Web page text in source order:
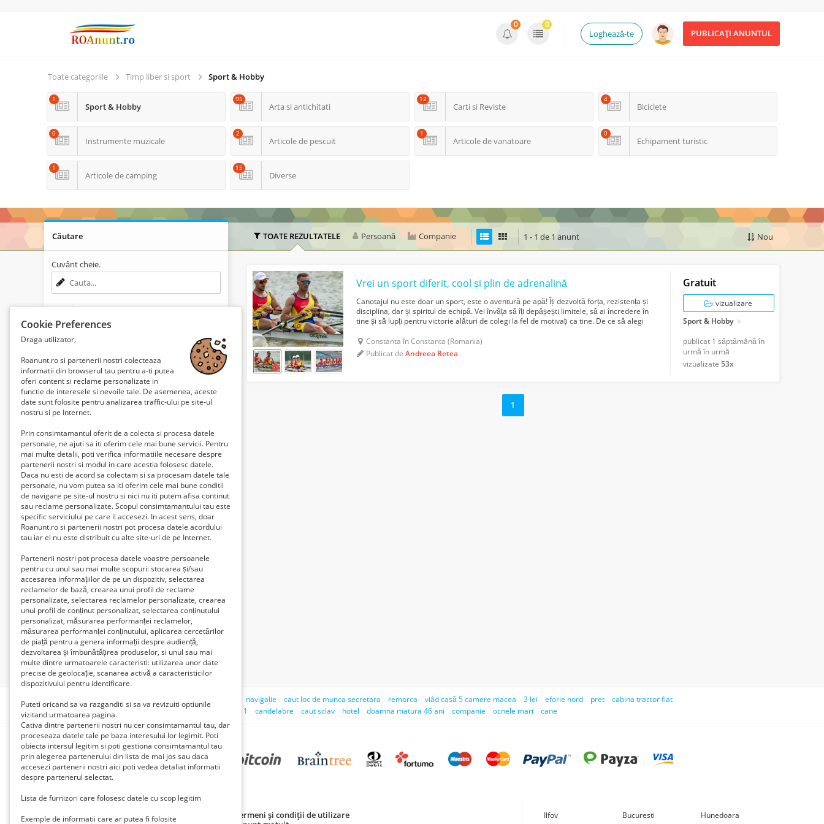
PUBLICAȚI ANUNTUL
Loghează-te
0 0
Toate categoriile Timp liber si sport Sport & Hobby
Sport & Hobby
1
Arta si antichitati
95
Carti si Reviste
12
Biciclete
4
Instrumente muzicale
0
Articole de pescuit
2
Articole de vanatoare
1
Echipament turistic
0
Articole de camping
1
Diverse
15
TOATE REZULTATELE Persoană Companie 1 - 1 de 1 anunt Nou
Vrei un sport diferit, cool și plin de adrenalină
Canotajul nu este doar un sport, este o aventură pe apă! Îți dezvoltă forța, rezistența și
disciplina, dar și spiritul de echipă. Vei învăța să îți depășești limitele, să ai încredere în
tine și să lupți pentru victorie alături de colegi la fel de motivați ca tine. De ce să alegi
Constanta în Constanta (Romania)
Publicat deAndreea Retea
Gratuit
vizualizare
Sport & Hobby
publicat 1 săptămână în
urmă în urmă
vizualizate 53x
1
Căutare
Cuvânt cheie.
Locație
Orice tranzacție
Condiție
Orice condiție
Perioadă
Orice vârstă
Numai articole cu imagine
Preț: Lei0 - Lei50
Căutare
Abonați-vă la această căutare
Curățați câmpurile
Cookie Preferences
Draga utilizator,
Roanunt.ro si partenerii nostri colecteaza
informatii din browserul tau pentru a-ti putea
oferi content si reclame personalizate in
functie de interesele si nevoile tale. De asemenea, aceste
date sunt folosite pentru analizarea traffic-ului pe site-ul
nostru si pe Internet.
Prin consimtamantul oferit de a colecta si procesa datele
personale, ne ajuti sa iti oferim cele mai bune servicii. Pentru
mai multe detalii, poti verifica informatiile necesare despre
partenerii nostri si modul in care acestia folosesc datele.
Daca nu esti de acord sa colectam si sa procesam datele tale
personale, nu vom putea sa iti oferim cele mai bune conditii
de navigare pe site-ul nostru si nici nu iti putem afisa continut
sau reclame personalizate. Scopul consimtamantului tau este
specific serviciului pe care il accesezi. In acest sens, doar
Roanunt.ro si partenerii nostri pot procesa datele acordului
tau iar el nu este distribuit cu alte site-uri de pe Internet.
Partenerii nostri pot procesa datele voastre persoanele
pentru cu unul sau mai multe scopuri: stocarea și/sau
accesarea informațiilor de pe un dispozitiv, selectarea
reclamelor de bază, crearea unui profil de reclame
personalizate, selectarea reclamelor personalizate, crearea
unui profil de conținut personalizat, selectarea conținutului
personalizat, măsurarea performanței reclamelor,
măsurarea performanței conținutului, aplicarea cercetărilor
de piață pentru a genera informații despre audiență,
dezvoltarea și îmbunătățirea produselor, si unul sau mai
multe dintre urmatoarele caracteristi: utilizarea unor date
precise de geolocație, scanarea activă a caracteristicilor
dispozitivului pentru identificare.
Puteti oricand sa va razganditi si sa va revizuiti optiunile
vizitand urmatoarea pagina.
Cativa dintre partenerii nostri nu cer consimtamantul tau, dar
proceseaza datele tale pe baza interesului lor legimit. Poti
obiecta intersul legitim si poti gestiona consimtamantul tau
prin alegerea partenerului din lista de mai jos sau daca
accesezi partenerii nostri aici poti vedea detaliat informatii
despre partenerul selectat.
Lista de furnizori care folosesc datele cu scop legitim
Exemple de informatii care ar putea fi folosite
Căutări recente: căruţă din lemn bun fac cunoștința navigație caut loc de munca secretara remorca viâd casă 5 camere macea 3 lei eforie nord pret
cabina tractor fiat
biax flex masina gaurit surubelnita cu acumulator
sector 1 candelabre caut sclav hotel doamna matura 46 ani companie ocnele mari cane
PARTENERII NOȘTRI
Politică de confidențialitate Politica cookie
Termeni și condiții de utilizare
Ilfov Bucuresti Hunedoara